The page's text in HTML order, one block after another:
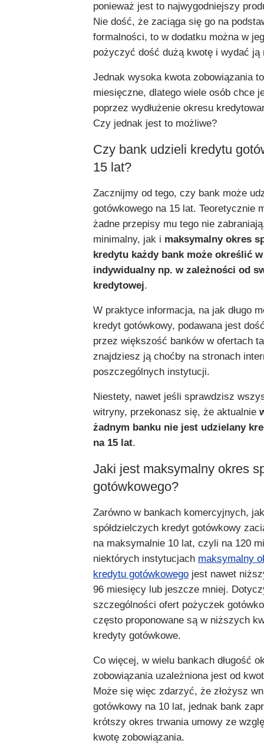
ponieważ jest to najwygodniejszy
Nie dość, że zaciąga się go na
formalności, to w dodatku można w
pożyczyć dość dużą kwotę i wydać ją
Jednak wysoka kwota zobowiązania
miesięczne, dlatego wiele osób chce
poprzez wydłużenie okresu
Czy jednak jest to możliwe?
Czy bank udzieli kredytu
15 lat?
Zacznijmy od tego, czy bank może
gotówkowego na 15 lat. Teoretycznie
żadne przepisy mu tego nie
minimalny, jak i maksymalny okres
kredytu każdy bank może określić
indywidualny np. w zależności od
kredytowej.
W praktyce informacja, na jak długo
kredyt gotówkowy, podawana jest
przez większość banków w ofertach
znajdziesz ją choćby na stronach
poszczególnych instytucji.
Niestety, nawet jeśli sprawdzisz
witryny, przekonasz się, że aktualnie
żadnym banku nie jest udzielany
na 15 lat.
Jaki jest maksymalny okres
gotówkowego?
Zarówno w bankach komercyjnych,
spółdzielczych kredyt gotówkowy
na maksymalnie 10 lat, czyli na 120
niektórych instytucjach maksymalny
kredytu gotówkowego jest nawet
96 miesięcy lub jeszcze mniej.
szczególności ofert pożyczek
często proponowane są w niższych
kredyty gotówkowe.
Co więcej, w wielu bankach długość
zobowiązania uzależniona jest od
Może się więc zdarzyć, że złożysz
gotówkowy na 10 lat, jednak bank
krótszy okres trwania umowy ze
kwotę zobowiązania.